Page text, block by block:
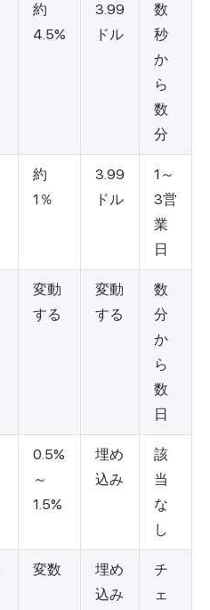
約
4.5%
3.99
ドル
数
秒
か
ら
数
分
約
1％
3.99
ドル
1～
3営
業
日
変動
する
変動
する
数
分
か
ら
数
日
0.5%
～
1.5%
埋め
込み
該
当
な
し
変数
埋め
込み
チ
ェ